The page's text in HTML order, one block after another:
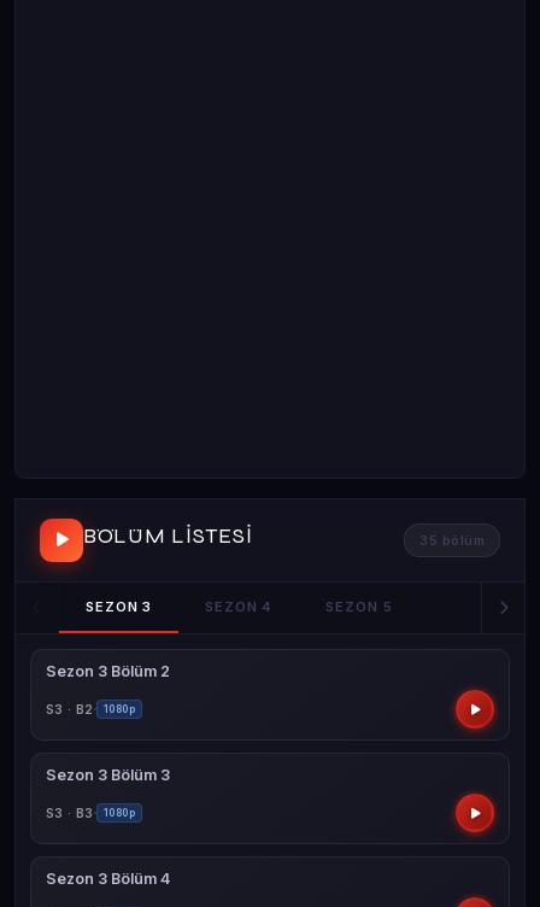
BÖLÜM LISTESI 35 bölüm
SEZON 3 SEZON 4 SEZON 5
Sezon 3 Bölüm 2
S3 · B2 1080p
Sezon 3 Bölüm 3
S3 · B3 1080p
Sezon 3 Bölüm 4